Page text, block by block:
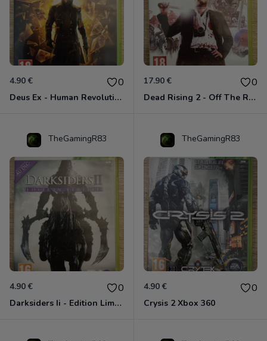
4.90 € 0
Deus Ex - Human Revolution Xbox 360
17.90 € 0
Dead Rising 2 - Off The Record Xbox 360
TheGamingR83
4.90 € 0
Darksiders Ii - Edition Limitée Xbox 360
TheGamingR83
4.90 € 0
Crysis 2 Xbox 360